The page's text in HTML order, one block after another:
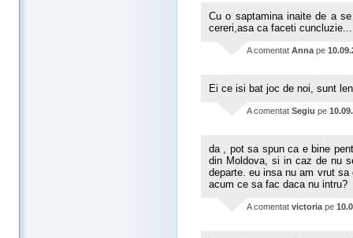
Cu o saptamina inaite de a
cereri,asa ca faceti cuncluzie...
A comentat Anna pe
Ei ce isi bat joc de noi, sunt
A comentat Segiu pe
da , pot sa spun ca e bine
din Moldova, si in caz de nu
departe. eu insa nu am vrut
acum ce sa fac daca nu intru?
A comentat victoria pe